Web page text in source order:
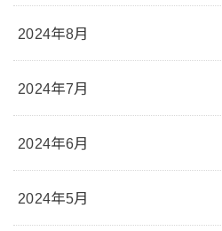
2024年8月
2024年7月
2024年6月
2024年5月